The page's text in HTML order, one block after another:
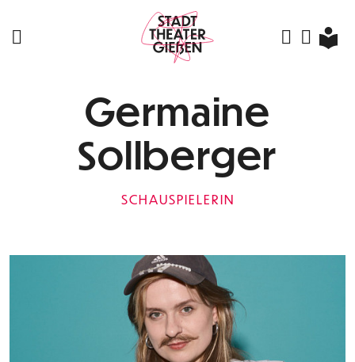
Germaine
Sollberger
SCHAUSPIELERIN